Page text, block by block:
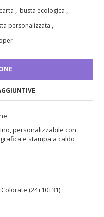
, busta ecologica ,
personalizzata ,
personalizzabile con
e stampa a caldo
(24+10+31)